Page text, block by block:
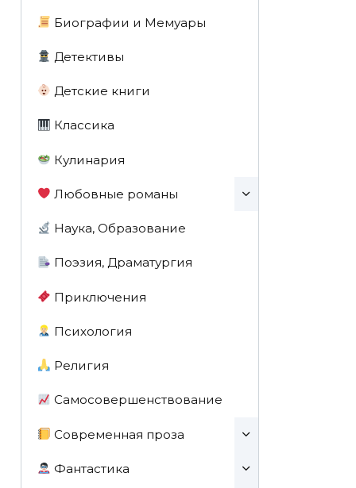
Биографии и Мемуары
Детективы
Детские книги
Классика
Кулинария
Любовные романы
Наука, Образование
Поэзия, Драматургия
Приключения
Психология
Религия
Самосовершенствование
Современная проза
Фантастика